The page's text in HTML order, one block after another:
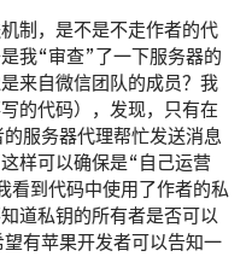
制，是不是不走作者的代
我“审查”了一下服务器的
来自微信团队的成员？我
的代码），发现，只有在
服务器代理帮忙发送消息
样可以确保是“自己运营
看到代码中使用了作者的私
道私钥的所有者是否可以
有苹果开发者可以告知一